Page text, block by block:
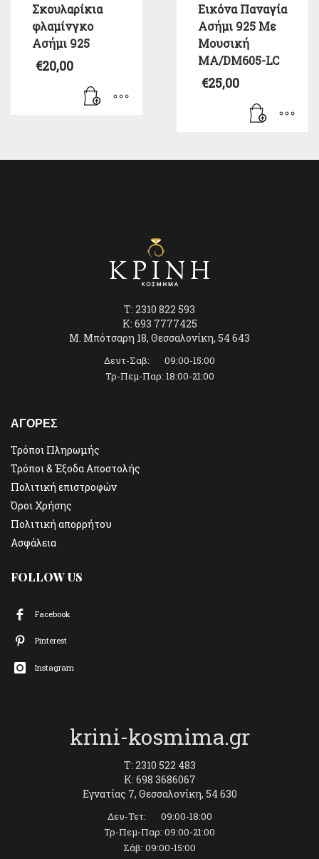
Σκουλαρίκια
φλαμίνγκο
Ασήμι 925
€20,00
Εικόνα Παναγία
Ασήμι 925 Με
Μουσική
MA/DM605-LC
€25,00
T: 2310 822 593
K: 693 7777425
Μ. Μπότσαρη 18, Θεσσαλονίκη, 54 643
Δευτ-Σαβ: 09:00-15:00
Τρ-Πεμ-Παρ: 18:00-21:00
ΑΓΟΡΕΣ
Τρόποι Πληρωμής
Τρόποι & Έξοδα Αποστολής
Πολιτική επιστροφών
Όροι Χρήσης
Πολιτική απορρήτου
Ασφάλεια
FOLLOW US
Facebook
Pinterest
Instagram
krini-kosmima.gr
T: 2310 522 483
K: 698 3686067
Εγνατίας 7, Θεσσαλονίκη, 54 630
Δευ-Τετ: 09:00-18:00
Τρ-Πεμ-Παρ: 09:00-21:00
Σάβ: 09:00-15:00